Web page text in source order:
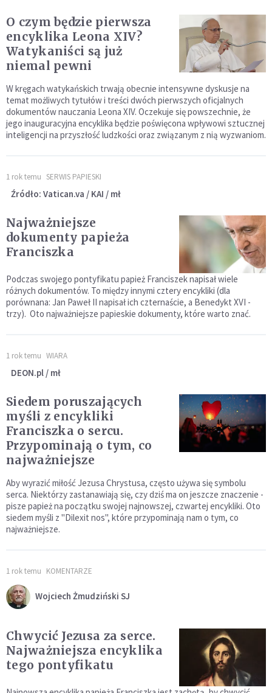
O czym będzie pierwsza
encyklika Leona XIV?
Watykaniści są już
niemal pewni
W kręgach watykańskich trwają obecnie intensywne dyskusje na
temat możliwych tytułów i treści dwóch pierwszych oficjalnych
dokumentów nauczania Leona XIV. Oczekuje się powszechnie, że
jego inauguracyjna encyklika będzie poświęcona wpływowi sztucznej
inteligencji na przyszłość ludzkości oraz związanym z nią wyzwaniom.
1 rok temu SERWIS PAPIESKI
Źródło: Vatican.va / KAI / mł
Najważniejsze
dokumenty papieża
Franciszka
Podczas swojego pontyfikatu papież Franciszek napisał wiele
różnych dokumentów. To między innymi cztery encykliki (dla
porównana: Jan Paweł II napisał ich czternaście, a Benedykt XVI -
trzy). Oto najważniejsze papieskie dokumenty, które warto znać.
1 rok temu WIARA
DEON.pl / mł
Siedem poruszających
myśli z encykliki
Franciszka o sercu.
Przypominają o tym, co
najważniejsze
Aby wyrazić miłość Jezusa Chrystusa, często używa się symbolu
serca. Niektórzy zastanawiają się, czy dziś ma on jeszcze znaczenie -
pisze papież na początku swojej najnowszej, czwartej encykliki. Oto
siedem myśli z "Dilexit nos", które przypominają nam o tym, co
najważniejsze.
1 rok temu KOMENTARZE
Wojciech Żmudziński SJ
Chwycić Jezusa za serce.
Najważniejsza encyklika
tego pontyfikatu